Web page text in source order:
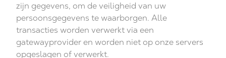
zijn gegevens, om de veiligheid van uw
persoonsgegevens te waarborgen. Alle
transacties worden verwerkt via een
gatewayprovider en worden niet op onze servers
opgeslagen of verwerkt.